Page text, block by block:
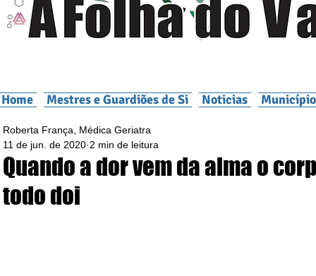
Home Mestres e Guardiões de Si Noticias
Quando a dor vem da alma o
todo doi
Roberta França, Médica Geriatra
11 de jun. de 2020 2 min de leitura